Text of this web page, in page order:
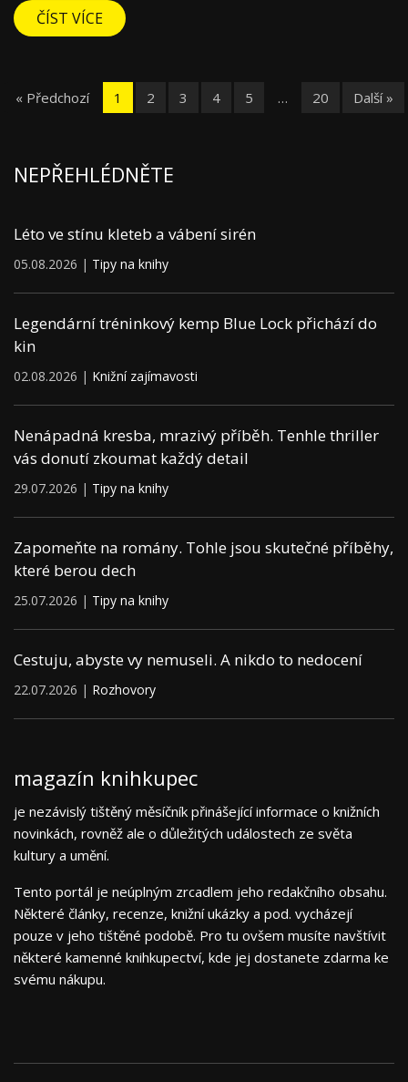
ČÍST VÍCE
« Předchozí 1 2 3 4 5 … 20 Další »
NEPŘEHLÉDNĚTE
Léto ve stínu kleteb a vábení sirén
05.08.2026 | Tipy na knihy
Legendární tréninkový kemp Blue Lock přichází do
kin
02.08.2026 | Knižní zajímavosti
Nenápadná kresba, mrazivý příběh. Tenhle thriller
vás donutí zkoumat každý detail
29.07.2026 | Tipy na knihy
Zapomeňte na romány. Tohle jsou skutečné příběhy,
které berou dech
25.07.2026 | Tipy na knihy
Cestuju, abyste vy nemuseli. A nikdo to nedocení
22.07.2026 | Rozhovory
magazín knihkupec
je nezávislý tištěný měsíčník přinášející informace o knižních
novinkách, rovněž ale o důležitých událostech ze světa
kultury a umění.
Tento portál je neúplným zrcadlem jeho redakčního obsahu.
Některé články, recenze, knižní ukázky a pod. vycházejí
pouze v jeho tištěné podobě. Pro tu ovšem musíte navštívit
některé kamenné knihkupectví, kde jej dostanete zdarma ke
svému nákupu.